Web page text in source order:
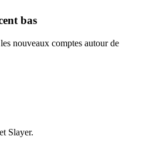
bas
nouveaux comptes autour de
Slayer.